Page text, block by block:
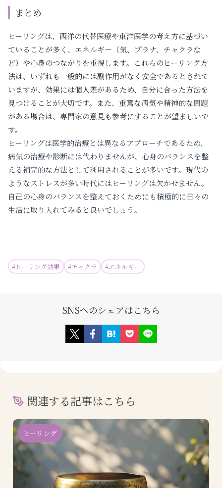
まとめ
ヒーリングは、西洋の代替医療や東洋医学の考え方に基づい
ていることが多く、エネルギー（気、プラナ、チャクラな
ど）や心身のつながりを重視します。これらのヒーリング方
法は、いずれも一般的には副作用がなく安全であるとされて
いますが、効果には個人差があるため、自分に合った方法を
見つけることが大切です。また、重篤な病気や精神的な問題
がある場合は、専門家の意見も参考にすることが望ましいで
す。
ヒーリングは医学的治療とは異なるアプローチであるため、
病気の治療や診断には代わりませんが、心身のバランスを整
える補完的な方法として利用されることが多いです。現代の
ようなストレスが多い時代にはヒーリングは欠かせません。
自己の心身のバランスを整えておくためにも積極的に日々の
生活に取り入れてみると良いでしょう。
#ヒーリング効果 #チャクラ #エネルギー
SNSへのシェアはこちら
関連する記事はこちら
ヒーリング